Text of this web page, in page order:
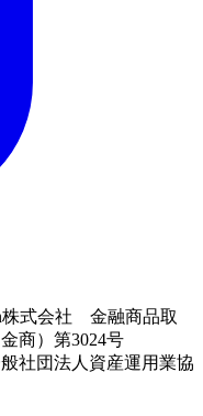
株式会社 金融商品取
商）第3024号
社団法人資産運用業協